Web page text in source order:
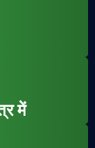
में